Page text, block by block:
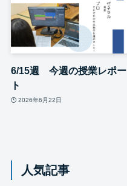
6/15週 今週の授業レポー
ト
2026年6月22日
人気記事